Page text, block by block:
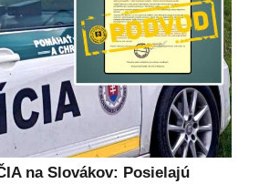
na Slovákov: Posielajú